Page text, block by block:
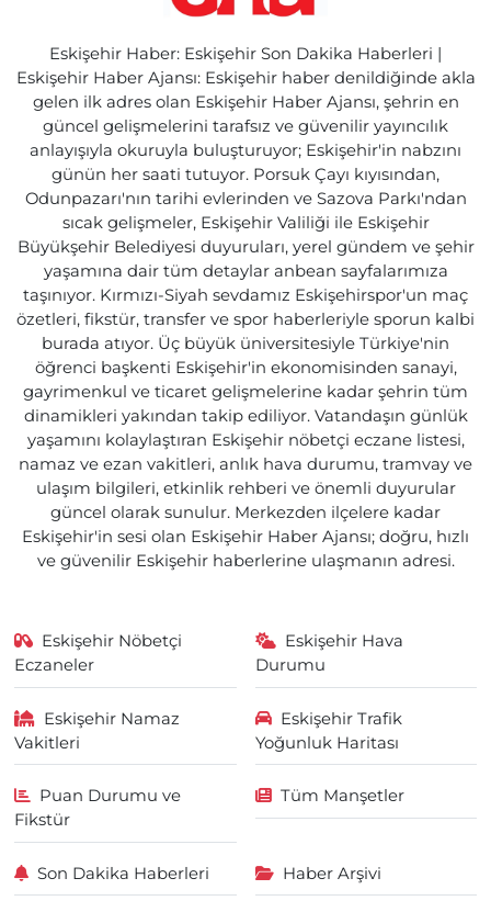
Eskişehir Haber: Eskişehir Son Dakika Haberleri |
Eskişehir Haber Ajansı: Eskişehir haber denildiğinde akla
gelen ilk adres olan Eskişehir Haber Ajansı, şehrin en
güncel gelişmelerini tarafsız ve güvenilir yayıncılık
anlayışıyla okuruyla buluşturuyor; Eskişehir'in nabzını
günün her saati tutuyor. Porsuk Çayı kıyısından,
Odunpazarı'nın tarihi evlerinden ve Sazova Parkı'ndan
sıcak gelişmeler, Eskişehir Valiliği ile Eskişehir
Büyükşehir Belediyesi duyuruları, yerel gündem ve şehir
yaşamına dair tüm detaylar anbean sayfalarımıza
taşınıyor. Kırmızı-Siyah sevdamız Eskişehirspor'un maç
özetleri, fikstür, transfer ve spor haberleriyle sporun kalbi
burada atıyor. Üç büyük üniversitesiyle Türkiye'nin
öğrenci başkenti Eskişehir'in ekonomisinden sanayi,
gayrimenkul ve ticaret gelişmelerine kadar şehrin tüm
dinamikleri yakından takip ediliyor. Vatandaşın günlük
yaşamını kolaylaştıran Eskişehir nöbetçi eczane listesi,
namaz ve ezan vakitleri, anlık hava durumu, tramvay ve
ulaşım bilgileri, etkinlik rehberi ve önemli duyurular
güncel olarak sunulur. Merkezden ilçelere kadar
Eskişehir'in sesi olan Eskişehir Haber Ajansı; doğru, hızlı
ve güvenilir Eskişehir haberlerine ulaşmanın adresi.
Eskişehir Nöbetçi
Eczaneler
Eskişehir Hava
Durumu
Eskişehir Namaz
Vakitleri
Eskişehir Trafik
Yoğunluk Haritası
Puan Durumu ve
Fikstür
Tüm Manşetler
Son Dakika Haberleri Haber Arşivi